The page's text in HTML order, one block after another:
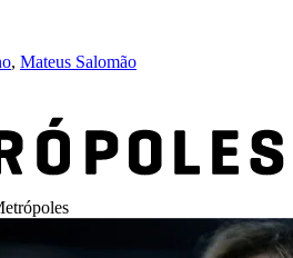
, Mateus Salomão